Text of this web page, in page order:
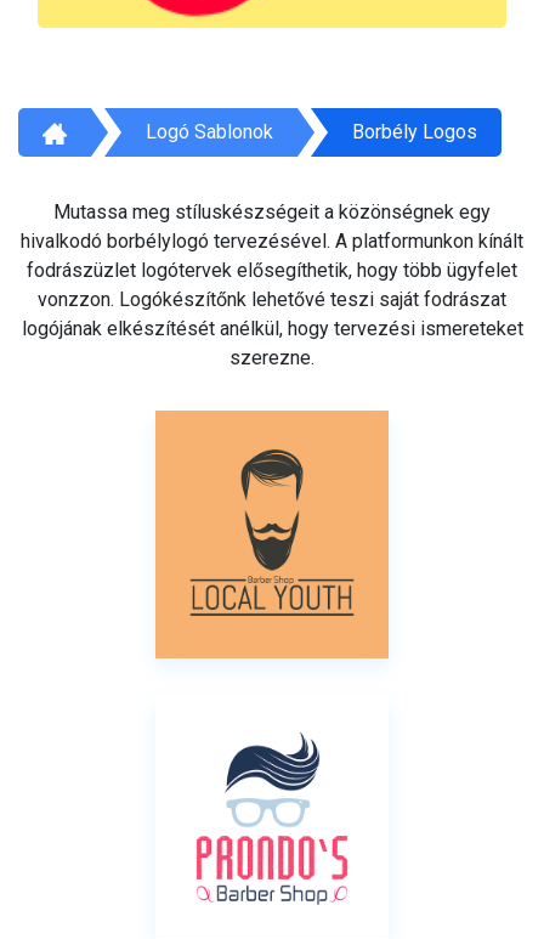
Logó Sablonok Borbély Logos
Mutassa meg stíluskészségeit a közönségnek egy
hivalkodó borbélylogó tervezésével. A platformunkon kínált
fodrászüzlet logótervek elősegíthetik, hogy több ügyfelet
vonzzon. Logókészítőnk lehetővé teszi saját fodrászat
logójának elkészítését anélkül, hogy tervezési ismereteket
szerezne.